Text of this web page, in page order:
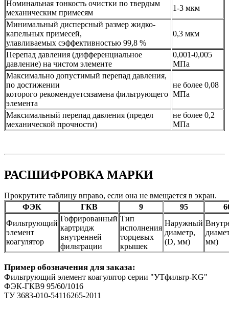
Номинальная тонкость очистки по твердым
механическим примесям
1-3 мкм
Минимальный дисперсный размер жидко-
капельных примесей,
улавливаемых сэффективностью 99,8 %
0,3 мкм
Перепад давления (дифференциальное
давление) на чистом элементе
0,001-0,005
МПа
Максимально допустимый перепад давления,
по достижении
которого рекомендуетсязамена фильтрующего
элемента
не более 0,08
МПа
Максимальный перепад давления (предел
механической прочности)
не более 0,2
МПа
РАСШИФРОВКА МАРКИ
Прокрутите таблицу вправо, если она не вмещается в экран.
ФЭК
ГКВ 9 95
Фильтрующий
элемент
коагулятор
Гофрированный
картридж
внутренней
фильтрации
Тип
исполнения
торцевых
крышек
Наружный
диаметр,
(D, мм)
мм)
Пример обозначения для заказа:
Фильтрующий элемент коагулятор серии "УТфильтр-KG"
ФЭК-ГКВ9 95/60/1016
ТУ 3683-010-54116265-2011